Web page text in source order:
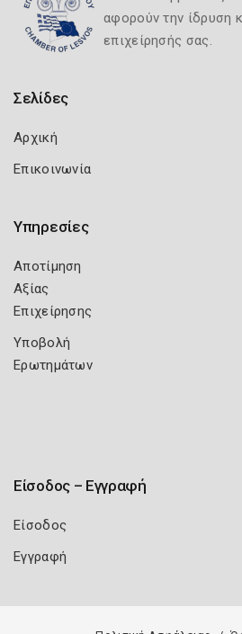
αφορούν την ίδρυση
επιχείρησής σας.
Σελίδες
Αρχική
Επικοινωνία
Υπηρεσίες
Αποτίμηση
Αξίας
Επιχείρησης
Υποβολή
Ερωτημάτων
Είσοδος – Εγγραφή
Είσοδος
Εγγραφή